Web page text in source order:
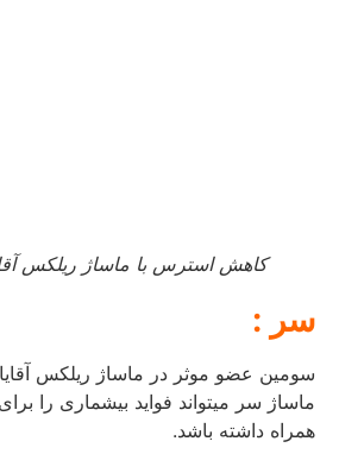
کاهش استرس با ماساژ ریلکس
سر :
سومین عضو موثر در ماساژ ریلکس
ماساژ سر میتواند فواید بیشماری را برای
همراه داشته باشد.